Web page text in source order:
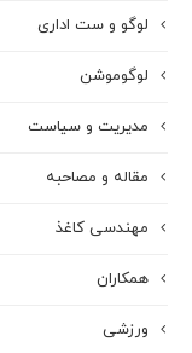
لوگو و ست اداری
لوگوموشن
مدیریت و سیاست
مقاله و مصاحبه
مهندسی کاغذ
همکاران
ورزشی